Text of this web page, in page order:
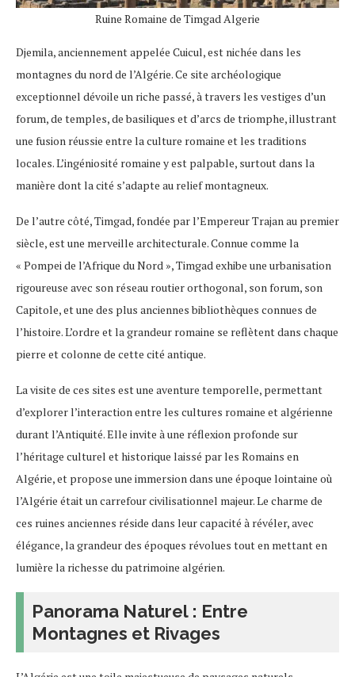
Ruine Romaine de Timgad Algerie
Djemila, anciennement appelée Cuicul, est nichée dans les
montagnes du nord de l’Algérie. Ce site archéologique
exceptionnel dévoile un riche passé, à travers les vestiges d’un
forum, de temples, de basiliques et d’arcs de triomphe, illustrant
une fusion réussie entre la culture romaine et les traditions
locales. L’ingéniosité romaine y est palpable, surtout dans la
manière dont la cité s’adapte au relief montagneux.
De l’autre côté, Timgad, fondée par l’Empereur Trajan au premier
siècle, est une merveille architecturale. Connue comme la
« Pompei de l’Afrique du Nord », Timgad exhibe une urbanisation
rigoureuse avec son réseau routier orthogonal, son forum, son
Capitole, et une des plus anciennes bibliothèques connues de
l’histoire. L’ordre et la grandeur romaine se reflètent dans chaque
pierre et colonne de cette cité antique.
La visite de ces sites est une aventure temporelle, permettant
d’explorer l’interaction entre les cultures romaine et algérienne
durant l’Antiquité. Elle invite à une réflexion profonde sur
l’héritage culturel et historique laissé par les Romains en
Algérie, et propose une immersion dans une époque lointaine où
l’Algérie était un carrefour civilisationnel majeur. Le charme de
ces ruines anciennes réside dans leur capacité à révéler, avec
élégance, la grandeur des époques révolues tout en mettant en
lumière la richesse du patrimoine algérien.
Panorama Naturel : Entre
Montagnes et Rivages